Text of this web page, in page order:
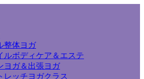
整体ヨガ
ルボディケア＆エステ
ヨガ＆出張ヨガ
レッチヨガクラス